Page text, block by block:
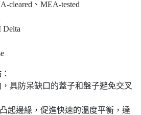
cleared、MEA-tested
具防呆缺口的蓋子和盤子避免交叉
起邊緣，促進快速的溫度平衡，達